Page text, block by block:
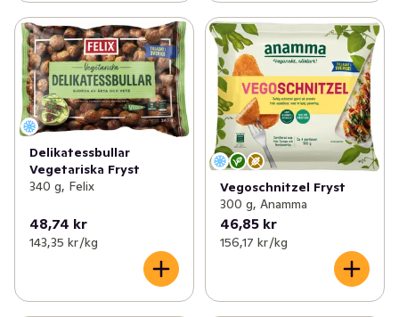
Delikatessbullar
Vegetariska Fryst
340 g, Felix
48,74 kr
143,35 kr /kg
Vegoschnitzel Fryst
300 g, Anamma
46,85 kr
156,17 kr /kg